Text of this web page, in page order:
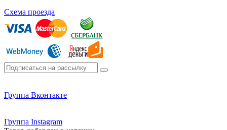
Схема проезда
Группа Вконтакте
Группа Instagram